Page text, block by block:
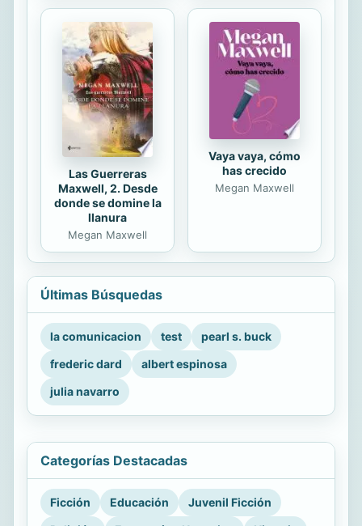
Las Guerreras
Maxwell, 2. Desde
donde se domine la
llanura
Megan Maxwell
Vaya vaya, cómo
has crecido
Megan Maxwell
Últimas Búsquedas
la comunicacion test
pearl s. buck
frederic dard
albert espinosa
julia navarro
Categorías Destacadas
Ficción Educación
Juvenil Ficción